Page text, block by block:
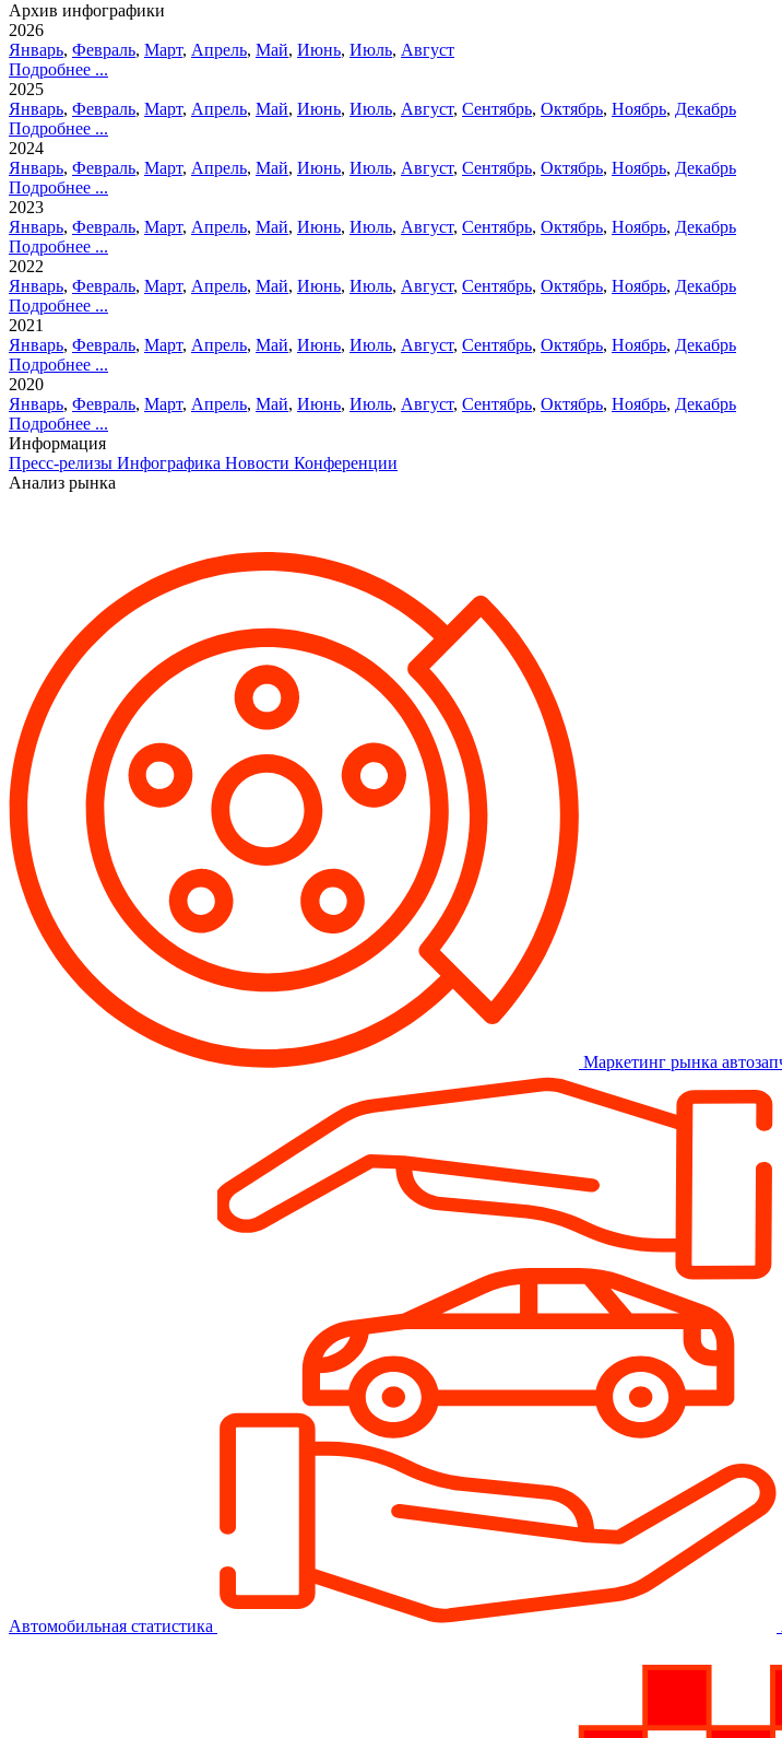
Архив инфографики
2026
Январь, Февраль, Март, Апрель, Май, Июнь, Июль, Август
Подробнее ...
2025
Январь, Февраль, Март, Апрель, Май, Июнь, Июль, Август, Сентябрь, Октябрь, Ноябрь, Декабрь
Подробнее ...
2024
Январь, Февраль, Март, Апрель, Май, Июнь, Июль, Август, Сентябрь, Октябрь, Ноябрь, Декабрь
Подробнее ...
2023
Январь, Февраль, Март, Апрель, Май, Июнь, Июль, Август, Сентябрь, Октябрь, Ноябрь, Декабрь
Подробнее ...
2022
Январь, Февраль, Март, Апрель, Май, Июнь, Июль, Август, Сентябрь, Октябрь, Ноябрь, Декабрь
Подробнее ...
2021
Январь, Февраль, Март, Апрель, Май, Июнь, Июль, Август, Сентябрь, Октябрь, Ноябрь, Декабрь
Подробнее ...
2020
Январь, Февраль, Март, Апрель, Май, Июнь, Июль, Август, Сентябрь, Октябрь, Ноябрь, Декабрь
Подробнее ...
Информация
Пресс-релизы Инфографика Новости Конференции
Анализ рынка
Маркетинг рынка
Автомобильная статистика